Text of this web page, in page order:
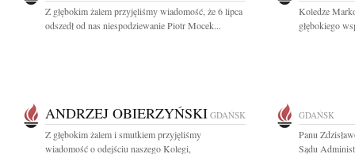
Z głębokim żalem przyjęliśmy wiadomość, że 6 lipca
odszedł od nas niespodziewanie Piotr Mocek...
Koledze
głębokiego
ANDRZEJ OBIERZYŃSKI GDAŃSK
Z głębokim żalem i smutkiem przyjęliśmy
wiadomość o odejściu naszego Kolegi,
GDAŃSK
Panu
Sądu